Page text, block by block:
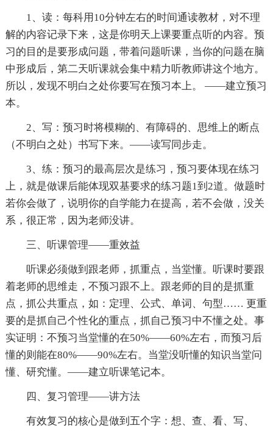
1、读：每科用10分钟左右的时间通读教材，对不理
解的内容记录下来，这是你明天上课要重点听的内容。预
习的目的是要形成问题，带着问题听课，当你的问题在脑
中形成后，第二天听课就会集中精力听教师讲这个地方。
所以，发现不明白之处你要写在预习本上。 ——建立预习
本。
2、写：预习时将模糊的、有障碍的、思维上的断点
（不明白之处）书写下来。——读写同步走。
3、练：预习的最高层次是练习，预习要体现在练习
上，就是做课后能体现双基要求的练习题1到2道。做题时
若你会做了，说明你的自学能力在提高，若不会做，没关
系，很正常，因为老师没讲。
三、听课管理——重效益
听课必须做到跟老师，抓重点，当堂懂。听课时要跟
着老师的思维走，不预习跟不上。跟老师的目的是抓重
点，抓公共重点，如：定理、公式、单词、句型…… 更重
要的是抓自己个性化的重点，抓自己预习中不懂之处。事
实证明：不预习当堂懂的在50%——60%左右，而预习后
懂的则能在80%——90%左右。当堂没听懂的知识当堂问
懂、研究懂。——建立听课笔记本。
四、复习管理——讲方法
有效复习的核心是做到五个字：想、查、看、写、